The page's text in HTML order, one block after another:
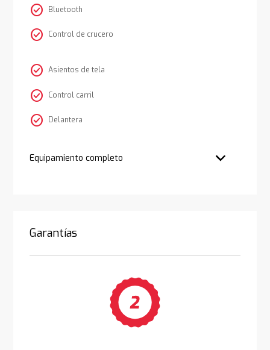
check_circle Bluetooth
check_circle Control de crucero
check_circle Asientos de tela
check_circle Control carril
check_circle Delantera
Equipamiento completo
Garantías